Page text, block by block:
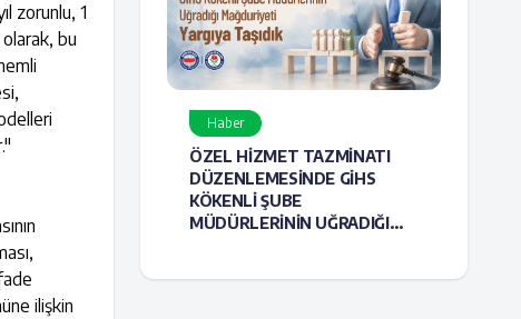
zorunlu, 1
bu
ilişkin
Haber
ÖZEL HİZMET TAZMİNATI
DÜZENLEMESİNDE GİHS
KÖKENLİ ŞUBE
MÜDÜRLERİNİN UĞRADIĞI